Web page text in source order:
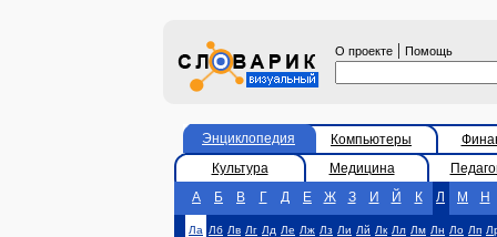
О проекте | Помощь
Энциклопедия Компьютеры
Культура
Медицина
А
Б В Г Д Е Ж З И Й К Л М Н
Ла Лб Лв Лг Лд Ле Лж Лз Ли Лй Лк Лл Лм Лн Ло Лп